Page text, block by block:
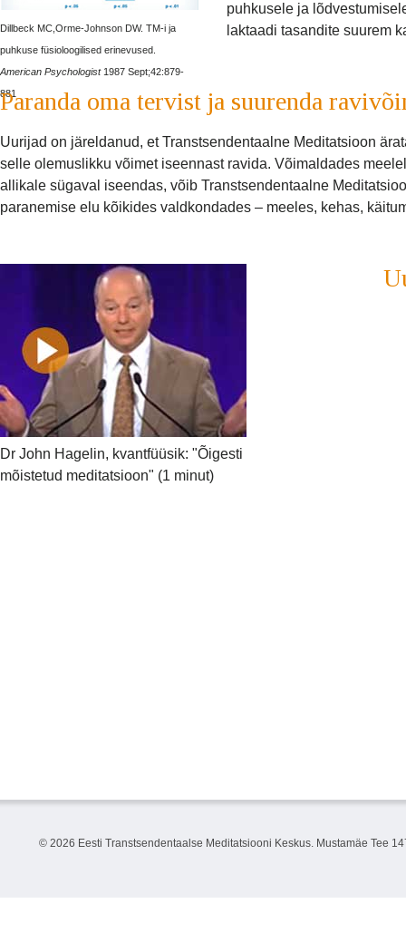
Dillbeck MC,Orme-Johnson DW. TM-i ja
puhkuse füsioloogilised erinevused.
American Psychologist1987 Sept;42:879-
881
puhkusele ja
laktaadi tasandite suurem
Paranda oma tervist ja suurenda
Uurijad on järeldanud, et Transtsendentaalne Meditatsioon
selle olemuslikku võimet iseennast ravida. Võimaldades
allikale sügaval iseendas, võib Transtsendentaalne
paranemise elu kõikides valdkondades – meeles, kehas,
Dr John Hagelin, kvantfüüsik: "Õigesti
mõistetud meditatsioon" (1 minut)
© 2026 Eesti Transtsendentaalse Meditatsiooni Keskus. Mustamäe Tee